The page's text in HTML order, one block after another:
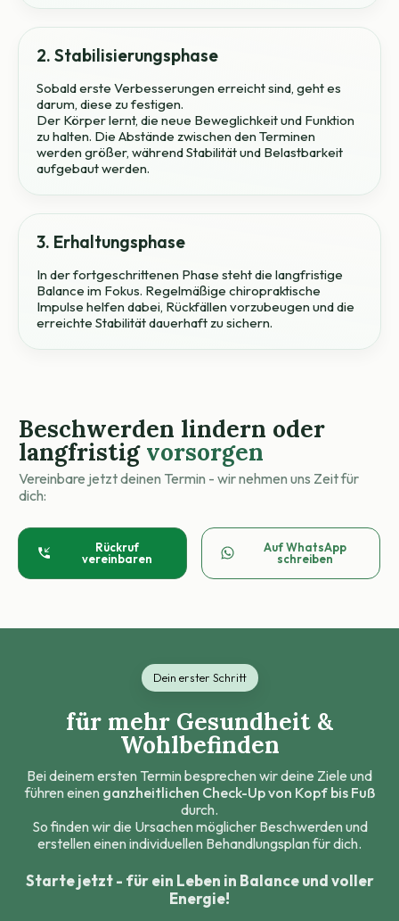
2. Stabilisierungsphase
Sobald erste Verbesserungen erreicht sind, geht es
darum, diese zu festigen.
Der Körper lernt, die neue Beweglichkeit und Funktion
zu halten. Die Abstände zwischen den Terminen
werden größer, während Stabilität und Belastbarkeit
aufgebaut werden.
3. Erhaltungsphase
In der fortgeschrittenen Phase steht die langfristige
Balance im Fokus. Regelmäßige chiropraktische
Impulse helfen dabei, Rückfällen vorzubeugen und die
erreichte Stabilität dauerhaft zu sichern.
Beschwerden lindern oder
langfristig vorsorgen
Vereinbare jetzt deinen Termin - wir nehmen uns Zeit für
dich:
Rückruf
vereinbaren
Auf WhatsApp
schreiben
Dein erster Schritt
für mehr Gesundheit &
Wohlbefinden
Bei deinem ersten Termin besprechen wir deine Ziele und
führen einen ganzheitlichen Check-Up von Kopf bis Fuß
durch.
So finden wir die Ursachen möglicher Beschwerden und
erstellen einen individuellen Behandlungsplan für dich.
Starte jetzt - für ein Leben in Balance und voller
Energie!